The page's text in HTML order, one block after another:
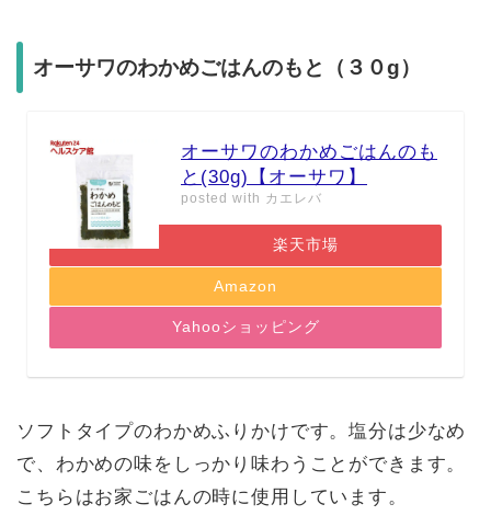
オーサワのわかめごはんのもと（３０g）
オーサワのわかめごはんのも
と(30g)【オーサワ】
posted with カエレバ
楽天市場
Amazon
Yahooショッピング
ソフトタイプのわかめふりかけです。塩分は少なめ
で、わかめの味をしっかり味わうことができます。
こちらはお家ごはんの時に使用しています。